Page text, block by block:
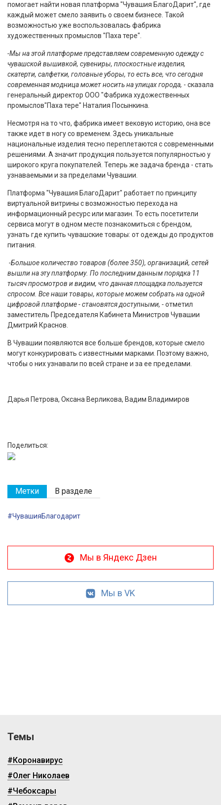
помогает найти новая платформа "Чувашия БлагоДарит", где
каждый может смело заявить о своем бизнесе. Такой
возможностью уже воспользовалась фабрика
художественных промыслов "Паха тере".
-Мы на этой платформе представляем современную одежду с
чувашской вышивкой, сувениры, плоскостные изделия,
скатерти, салфетки, головные уборы, то есть все, что сегодня
современная модница может носить на улицах города, - сказала
генеральный директор ООО "Фабрика художественных
промыслов"Паха тере" Наталия Посынкина.
Несмотря на то что, фабрика имеет вековую историю, она все
также идет в ногу со временем. Здесь уникальные
национальные изделия тесно переплетаются с современными
решениями. А значит продукция пользуется популярностью у
широкого круга покупателей. Теперь же задача бренда - стать
узнаваемыми и за пределами Чувашии.
Платформа "Чувашия БлагоДарит" работает по принципу
виртуальной витрины с возможностью перехода на
информационный ресурс или магазин. То есть посетители
сервиса могут в одном месте познакомиться с брендом,
узнать где купить чувашские товары: от одежды до продуктов
питания.
-Большое количество товаров (более 350), организаций, сетей
вышли на эту платформу. По последним данным порядка 11
тысяч просмотров и видим, что данная площадка пользуется
спросом. Все наши товары, которые можем собрать на одной
цифровой платформе - становятся доступными, -отметил
заместитель Председателя Кабинета Министров Чувашии
Дмитрий Краснов.
В Чувашии появляются все больше брендов, которые смело
могут конкурировать с известными марками. Поэтому важно,
чтобы о них узнавали по всей стране и за ее пределами.
Дарья Петрова, Оксана Верликова, Вадим Владимиров
Поделиться:
Метки В разделе
#ЧувашияБлагодарит
Мы в Яндекс Дзен
Мы в VK
Темы
#Коронавирус
#Олег Николаев
#Чебоксары